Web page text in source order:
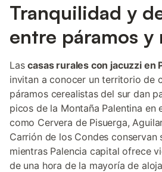
Tranquilidad y
entre páramos y
Lascasas rurales con jacuzzi en
invitan a conocer un territorio de
páramos cerealistas del sur dan
picos de la Montaña Palentina en
como Cervera de Pisuerga,
Carrión de los Condes conservan
mientras Palencia capital ofrece
de una hora de la mayoría de